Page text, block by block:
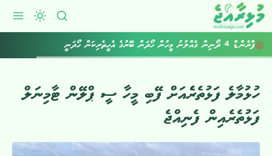
ފްރެންޑް 4 ދޯނިން ގެއްލުނު މީހުން ހޯދަން ބޭރުގެ އެހީތެރިކަން ހޯދަނީ
ހުޅުމާލެ ފަޅުތެރެެއަށް ފޭބި މީހާ ސީ ޕްލޭން ޓާމިނަލް
ފަޅުތެރެއިން ފެނިއްޖެ